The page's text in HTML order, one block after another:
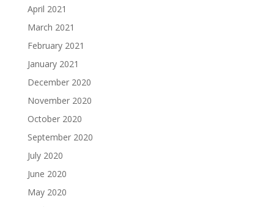
April 2021
March 2021
February 2021
January 2021
December 2020
November 2020
October 2020
September 2020
July 2020
June 2020
May 2020